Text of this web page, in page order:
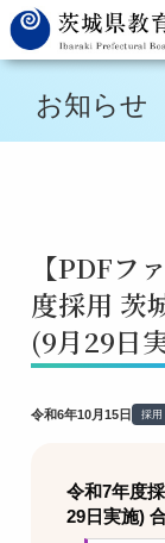
お知らせ
【PDFフ
度採用 茨
(9月29日
令和6年10月15日 採用
令和7年度
29日実施)